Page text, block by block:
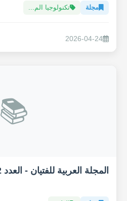
مجلة تكنولوجيا الم...
2026-04-24
📚
المجلة العربية للفتيان - العدد 42